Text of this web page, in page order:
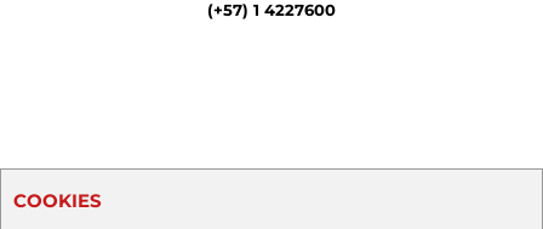
(+57) 1 4227600
COOKIES